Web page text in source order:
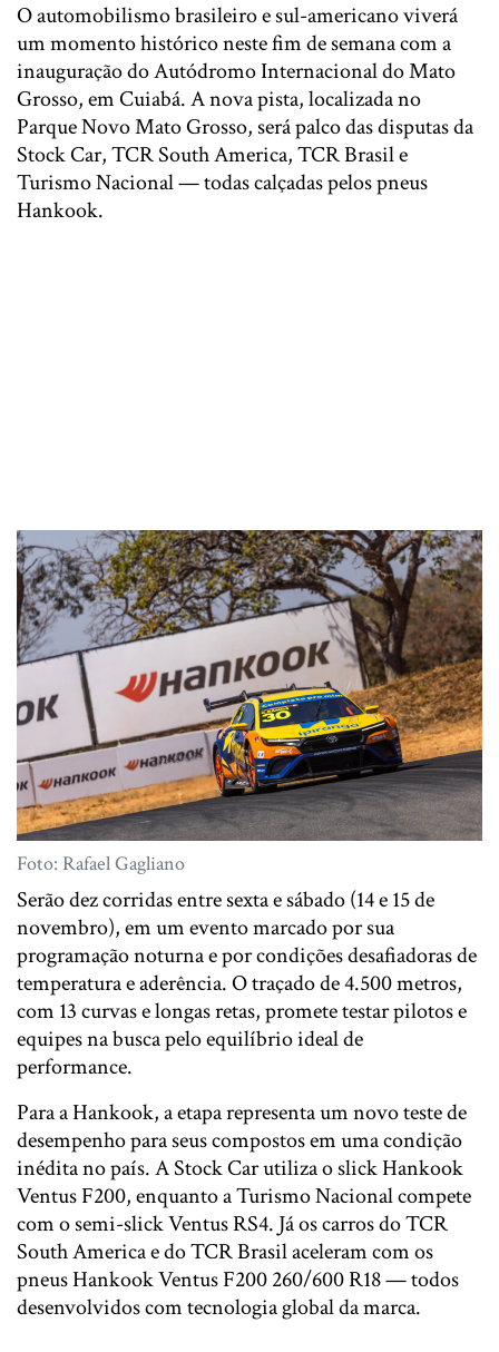
O automobilismo brasileiro e sul-americano viverá
um momento histórico neste fim de semana com a
inauguração do Autódromo Internacional do Mato
Grosso, em Cuiabá. A nova pista, localizada no
Parque Novo Mato Grosso, será palco das disputas da
Stock Car, TCR South America, TCR Brasil e
Turismo Nacional — todas calçadas pelos pneus
Hankook.
Foto: Rafael Gagliano
Serão dez corridas entre sexta e sábado (14 e 15 de
novembro), em um evento marcado por sua
programação noturna e por condições desafiadoras de
temperatura e aderência. O traçado de 4.500 metros,
com 13 curvas e longas retas, promete testar pilotos e
equipes na busca pelo equilíbrio ideal de
performance.
Para a Hankook, a etapa representa um novo teste de
desempenho para seus compostos em uma condição
inédita no país. A Stock Car utiliza o slick Hankook
Ventus F200, enquanto a Turismo Nacional compete
com o semi-slick Ventus RS4. Já os carros do TCR
South America e do TCR Brasil aceleram com os
pneus Hankook Ventus F200 260/600 R18 — todos
desenvolvidos com tecnologia global da marca.